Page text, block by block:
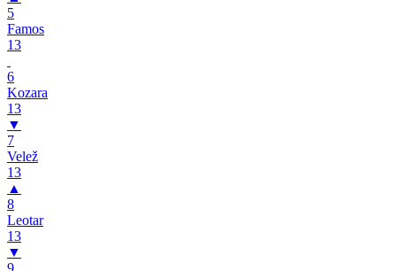
5
Famos
13
6
Kozara
13
▼
7
Velež
13
▲
8
Leotar
13
▼
9